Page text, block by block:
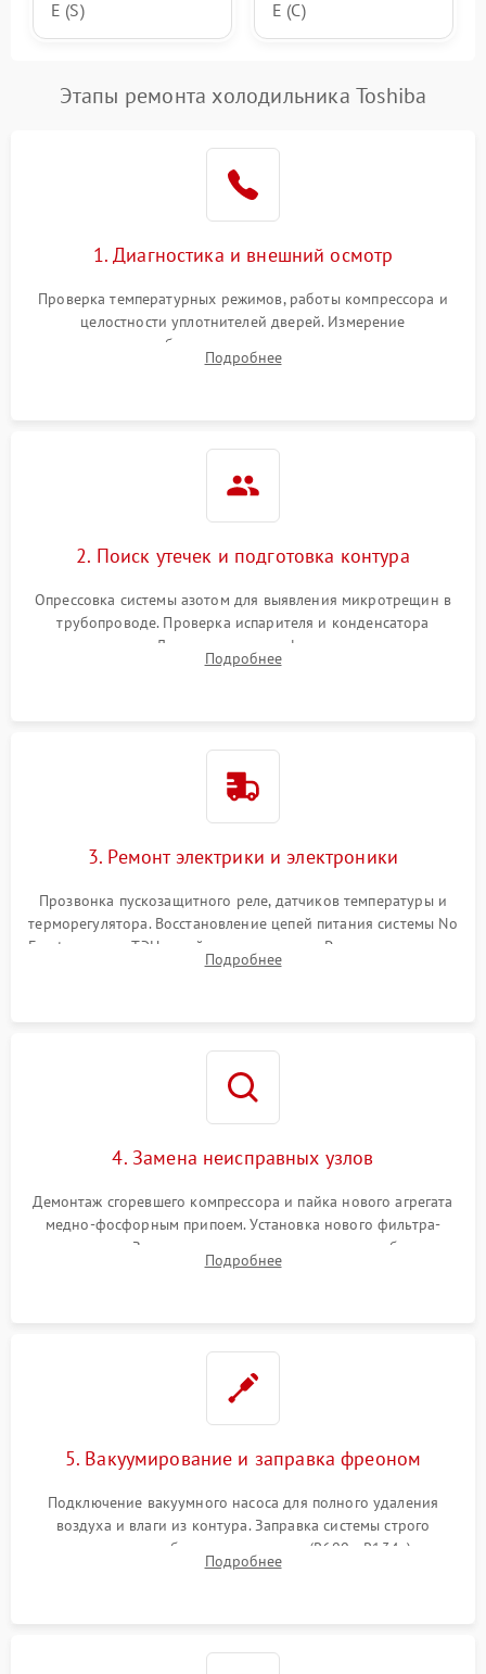
E (S) E (C)
Этапы ремонта холодильника Toshiba
1. Диагностика и внешний осмотр
Проверка температурных режимов, работы компрессора и
целостности уплотнителей дверей. Измерение
сопротивления обмоток мотора, проверка термостата и
считывание кодов ошибок с электронного дисплея.
Подробнее
2. Поиск утечек и подготовка контура
Опрессовка системы азотом для выявления микротрещин в
трубопроводе. Проверка испарителя и конденсатора
течеискателем. Демонтаж старого фильтра-осушителя и
продувка капиллярной трубки для устранения засоров.
Подробнее
3. Ремонт электрики и электроники
Прозвонка пускозащитного реле, датчиков температуры и
терморегулятора. Восстановление цепей питания системы No
Frost, включая ТЭН оттайки и вентилятор. Ремонт или замена
платы управления при сбоях алгоритмов.
Подробнее
4. Замена неисправных узлов
Демонтаж сгоревшего компрессора и пайка нового агрегата
медно-фосфорным припоем. Установка нового фильтра-
осушителя. Замена изношенных вентиляторов обдува,
сломанных заслонок или поврежденных дверных петель.
Подробнее
5. Вакуумирование и заправка фреоном
Подключение вакуумного насоса для полного удаления
воздуха и влаги из контура. Заправка системы строго
дозированным объемом хладагента (R600a, R134a) по
электронным весам. Контроль рабочего давления в системе.
Подробнее